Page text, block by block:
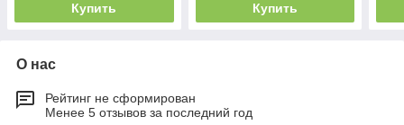
Купить Купить
О нас
Рейтинг не сформирован
Менее 5 отзывов за последний год